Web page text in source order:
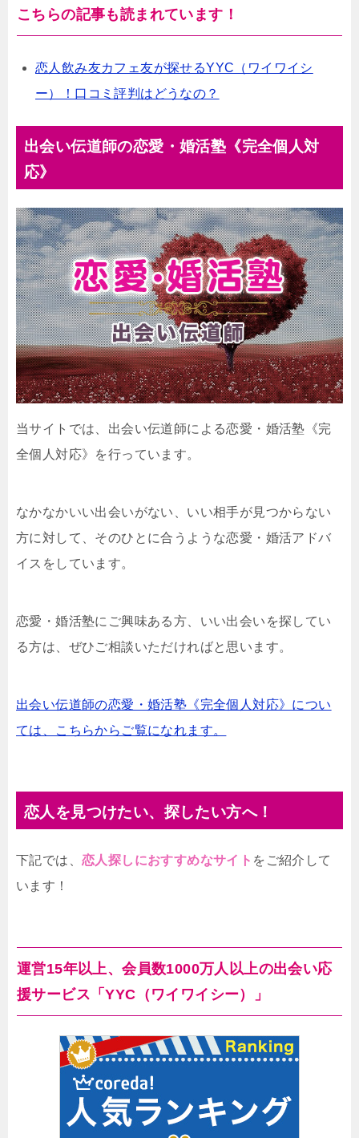
か、口コミや評判はどうなのか、下記で書いていきたいと
思います。運営18周年、会員数1400万人の出会い応援サー
大きな特徴は、運営18周年、会員数1400万人の出会い応援
サービスであることです。会員数1400万人なので、相当い
ることがわかるでしょう。また、運営18周年という長い実
こちらの記事も読まれています！
恋人飲み友カフェ友が探せるYYC（ワイワイシ
ー）！口コミ評判はどうなの？
出会い伝道師の恋愛・婚活塾《完全個人対
応》
当サイトでは、出会い伝道師による恋愛・婚活塾《完
全個人対応》を行っています。
なかなかいい出会いがない、いい相手が見つからない
方に対して、そのひとに合うような恋愛・婚活アドバ
イスをしています。
恋愛・婚活塾にご興味ある方、いい出会いを探してい
る方は、ぜひご相談いただければと思います。
出会い伝道師の恋愛・婚活塾《完全個人対応》につい
ては、こちらからご覧になれます。
恋人を見つけたい、探したい方へ！
下記では、 恋人探しにおすすめなサイト をご紹介して
います！
運営15年以上、会員数1000万人以上の出会い応
援サービス「YYC（ワイワイシー）」